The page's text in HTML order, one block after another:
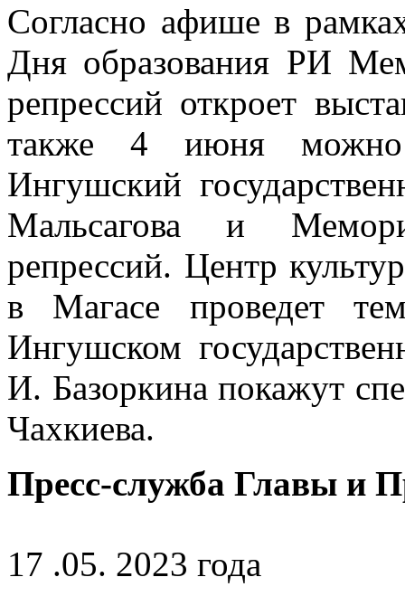
Согласно афише в
Дня образования РИ
репрессий откроет
также 4 июня можно
Ингушский
Мальсагова и
репрессий. Центр
в Магасе проведет
Ингушском
И. Базоркина покажут
Чахкиева.
Пресс-служба Главы и
17 .05. 2023 года